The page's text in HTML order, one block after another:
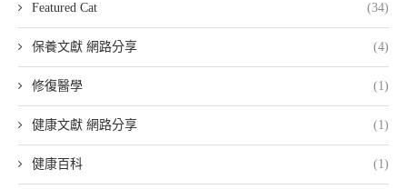
Featured Cat (34)
保養文獻 網路分享 (4)
修復醫學 (1)
健康文獻 網路分享 (1)
健康百科 (1)